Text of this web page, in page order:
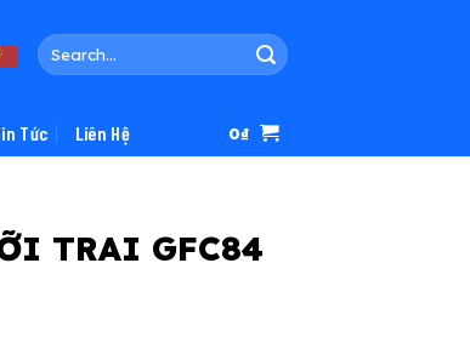
Search
for:
Tức Liên Hệ 0₫
TRAI GFC84